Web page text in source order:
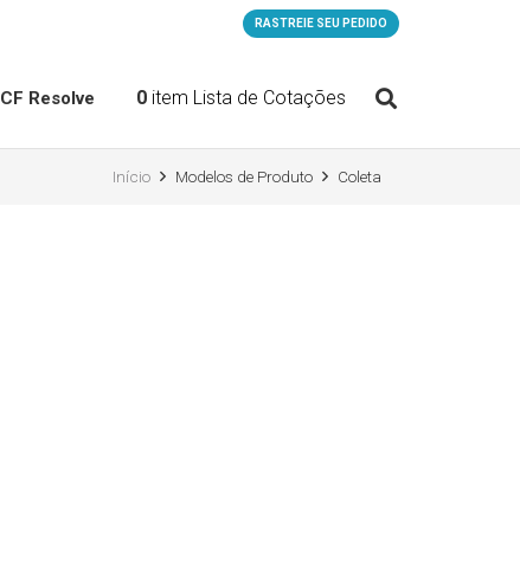
RASTREIE SEU PEDIDO
CF Resolve 0 item Lista de Cotações
Início Modelos de Produto Coleta